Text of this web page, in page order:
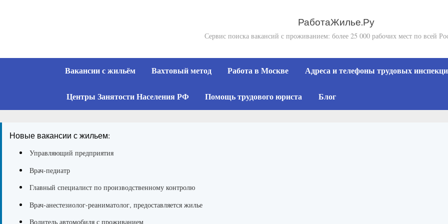
РаботаЖилье.Ру
Сервис поиска вакансий с проживанием: более 25 000 рабочих мест по всей
Вакансии с жильём Вахтовый метод Работа в Москве Адреса и телефоны трудовых
Центры Занятости Населения РФ Помощь трудового юриста Блог
Новые вакансии с жильем:
Управляющий предприятия
Врач-педиатр
Главный специалист по производственному контролю
Врач-анестезиолог-реаниматолог, предоставляется жилье
Водитель автомобиля с проживанием